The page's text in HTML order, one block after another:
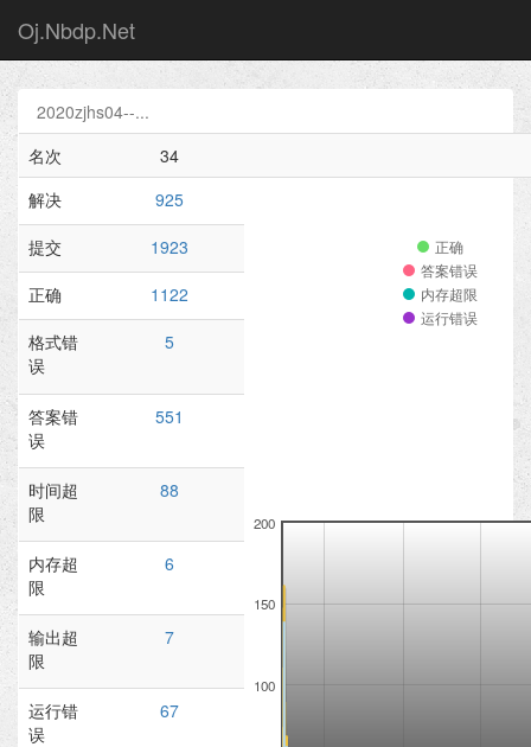
Oj.Nbdp.Net
2020zjhs04--...
名次
34
解决
925
正确
答案错误
内存超限
运行错误
100
150
200
提交
1923
正确
1122
格式错
误
5
答案错
误
551
时间超
限
88
内存超
限
6
输出超
限
7
运行错
误
67